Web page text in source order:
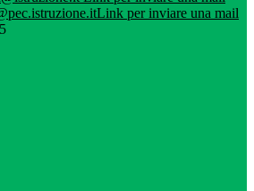
Link per inviare una mail